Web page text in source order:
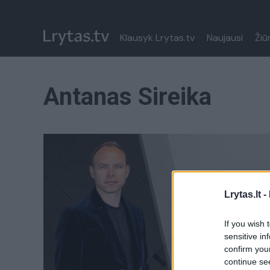
Lrytas.lt -
If you wish
sensitive
confirm
continue
Klausyk Lrytas.tv Naujausi
Antanas Sireika